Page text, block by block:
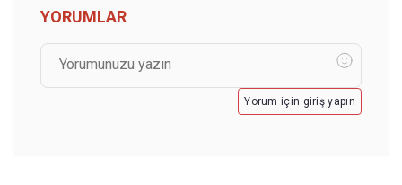
YORUMLAR
Yorum için giriş yapın